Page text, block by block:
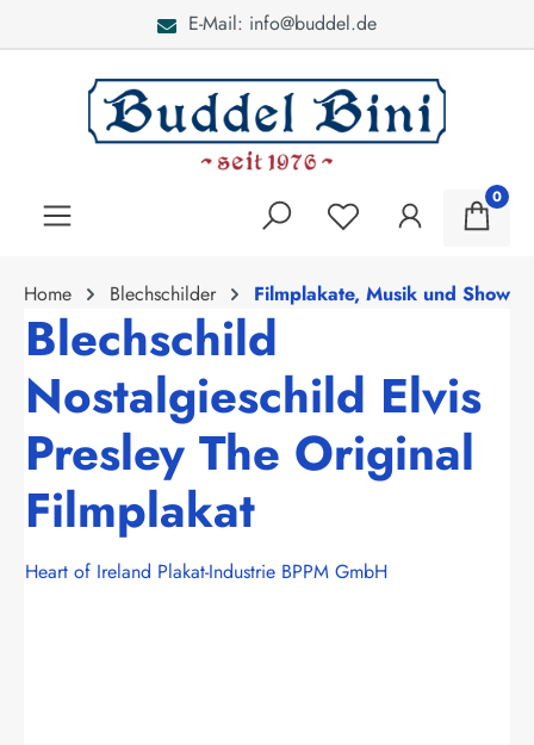
E-Mail: info@buddel.de
0
Home Blechschilder Filmplakate, Musik und Show
Blechschild
Nostalgieschild Elvis
Presley The Original
Filmplakat
Heart of Ireland Plakat-Industrie BPPM GmbH